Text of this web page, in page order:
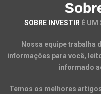
SOBRE INVESTIR É
Nossa equipe trabalha
informações para você,
informado
Temos os melhores